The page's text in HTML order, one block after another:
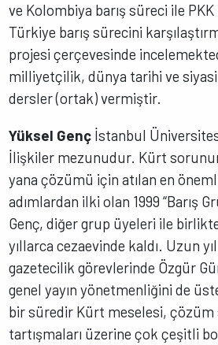
ve Kolombiya barış süreci ile
Türkiye barış sürecini
projesi çerçevesinde
milliyetçilik, dünya tarihi ve
dersler (ortak) vermiştir.
Yüksel Genç İstanbul
İlişkiler mezunudur. Kürt
yana çözümü için atılan en
adımlardan ilki olan 1999 “Barış
Genç, diğer grup üyeleri ile
yıllarca cezaevinde kaldı. Uzun
gazetecilik görevlerinde Özgür
genel yayın yönetmenliğini de
bir süredir Kürt meselesi, çözüm
tartışmaları üzerine çok çeşitli